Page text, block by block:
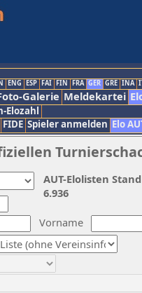
ENG ESP FAI FIN FRA GER GRE INA
Galerie Meldekartei
Elozahl
FIDE Spieler anmelden Elo
Vorname
AUT-Elolisten
6.936